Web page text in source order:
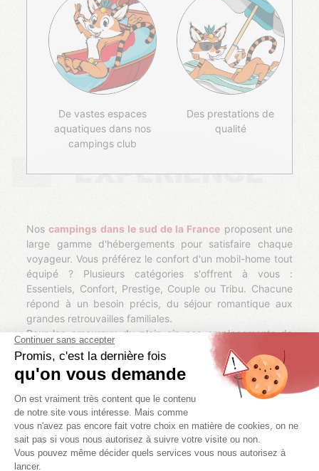
De vastes espaces
aquatiques dans nos
campings club
Des prestations de
qualité
EXPÉRIENCE
Noscampings dans le sud de la France proposent une
large gamme d'hébergements pour satisfaire chaque
voyageur. Vous préférez le confort d'un mobil-home tout
équipé ? Plusieurs catégories s'offrent à vous :
Essentiels, Confort, Prestige, Couple ou Tribu. Chacune
répond à un besoin précis, du séjour romantique aux
grandes retrouvailles familiales.
Pour les amoureux du plein air, nosemplacements de
camping dans le sud de la France
accueillent tentes,
caravanes et camping-cars. La
location de mobil-home
dans le sud de la Franceravira tous ceux qui aiment le
confort comme à la maison.
Découvrez par exemple notrecamping 3 étoiles sur la
presqu'île de Giensou notrecamping au Lavandou. Quel
que soit votre choix, le confort et la convivialité restent
au rendez-vous !